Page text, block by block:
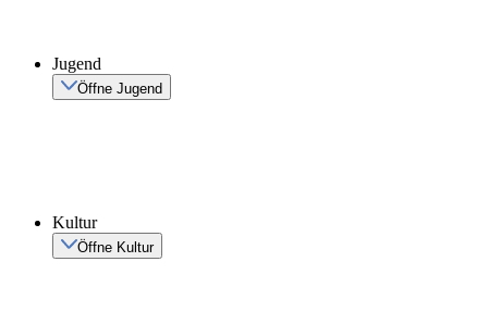
Jugend
Öffne Jugend
Kultur
Öffne Kultur